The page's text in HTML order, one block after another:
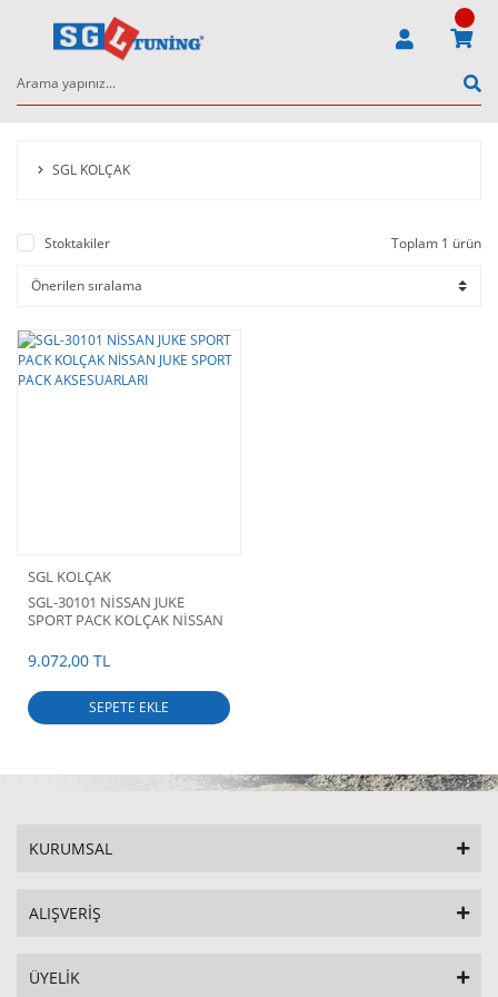
SGL KOLÇAK
Stoktakiler Toplam 1 ürün
SGL KOLÇAK
SGL-30101 NİSSAN JUKE
SPORT PACK KOLÇAK NİSSAN
AKSESUARLARI
9.072,00 TL
SEPETE EKLE
KURUMSAL
ALIŞVERİŞ
ÜYELİK